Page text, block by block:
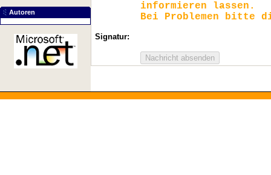
Autoren
informieren lassen.
Bei Problemen bitte
Signatur: